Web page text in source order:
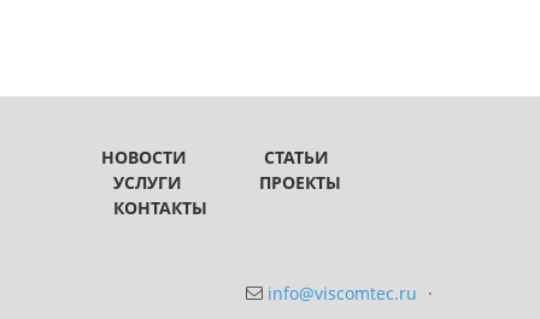
НОВОСТИ
СТАТЬИ
УСЛУГИ
ПРОЕКТЫ
КОНТАКТЫ
info@viscomtec.ru ·